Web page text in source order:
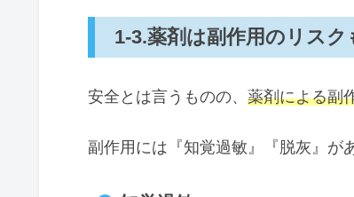
1-3.薬剤は副作用のリスク
安全とは言うものの、 薬剤による副
副作用には『知覚過敏』『脱灰』が